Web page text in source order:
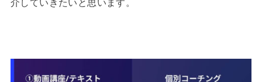
介していきたいと思います。